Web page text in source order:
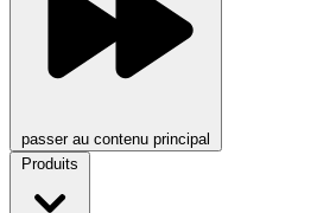
passer au contenu principal
Produits